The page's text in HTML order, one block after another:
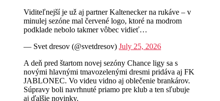
Viditeľnejší je už aj partner Kaltenecker na rukáve – v
minulej sezóne mal červené logo, ktoré na modrom
podklade nebolo takmer vôbec vidieť…
— Svet dresov (@svetdresov) July 25, 2026
A deň pred štartom novej sezóny Chance ligy sa s
novými hlavnými tmavozelenými dresmi pridáva aj FK
JABLONEC. Vo videu vidno aj oblečenie brankárov.
Súpravy boli navrhnuté priamo pre klub a ten sľubuje
aj ďalšie novinky.